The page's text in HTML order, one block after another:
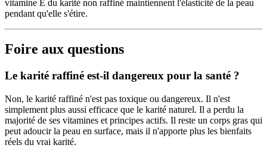
vitamine E du karité non raffiné maintiennent l'élasticité de la peau
pendant qu'elle s'étire.
Foire aux questions
Le karité raffiné est-il dangereux pour la santé ?
Non, le karité raffiné n'est pas toxique ou dangereux. Il n'est
simplement plus aussi efficace que le karité naturel. Il a perdu la
majorité de ses vitamines et principes actifs. Il reste un corps gras qui
peut adoucir la peau en surface, mais il n'apporte plus les bienfaits
réels du vrai karité.